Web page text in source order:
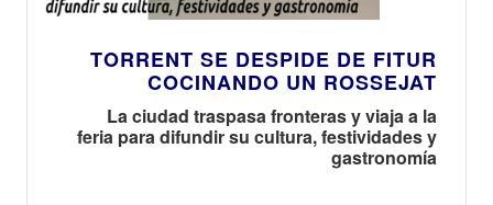
TORRENT SE DESPIDE DE FITUR
COCINANDO UN ROSSEJAT
La ciudad traspasa fronteras y viaja a la
feria para difundir su cultura, festividades y
gastronomía